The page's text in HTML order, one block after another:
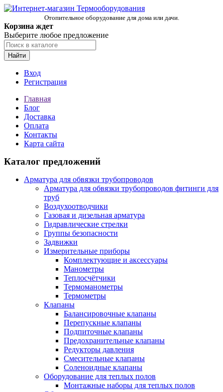
Отопительное оборудование для дома или дачи.
Корзина ждет
Выберите любое предложение
Найти
Вход
Регистрация
Главная
Блог
Доставка
Оплата
Контакты
Карта сайта
Каталог предложений
Арматура для обвязки трубопроводов
Арматура для обвязки трубопроводов фитинги для
труб
Воздухоотводчики
Газовая и дизельная арматура
Гидравлические стрелки
Группы безопасности
Задвижки
Измерительные приборы
Комплектующие и аксессуары
Манометры
Теплосчётчики
Термоманометры
Термометры
Клапаны
Балансировочные клапаны
Перепускные клапаны
Подпиточные клапаны
Предохранительные клапаны
Редукторы давления
Смесительные клапаны
Соленоидные клапаны
Оборудование для теплых полов
Монтажные наборы для теплых полов